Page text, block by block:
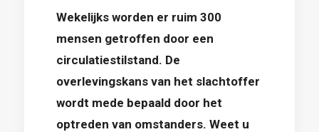
Wekelijks worden er ruim 300
mensen getroffen door een
circulatiestilstand. De
overlevingskans van het slachtoffer
wordt mede bepaald door het
optreden van omstanders. Weet u